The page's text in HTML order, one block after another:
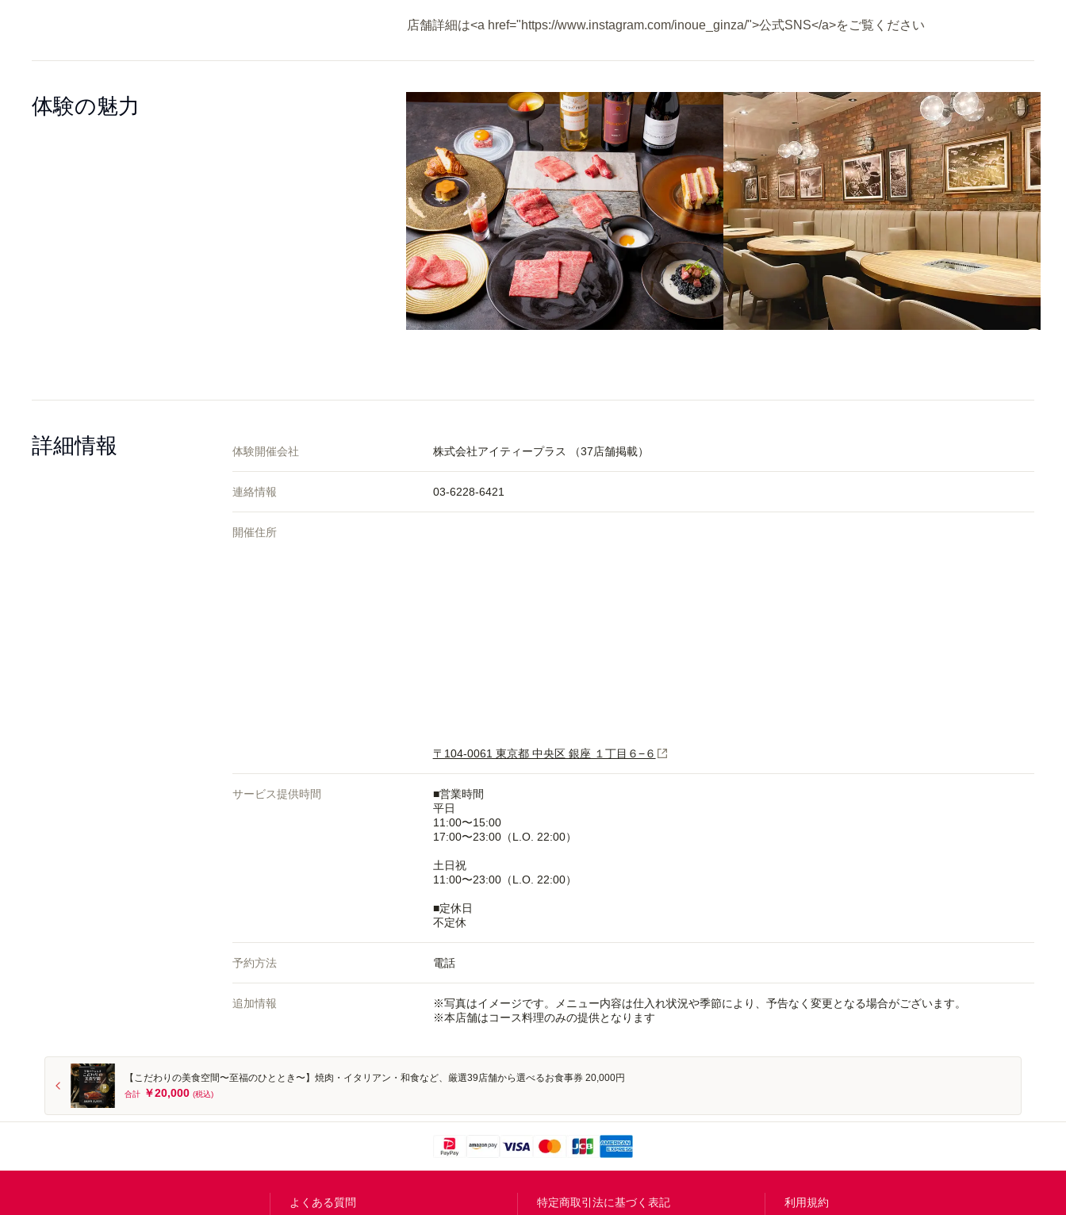
店舗詳細は<a href="https://www.instagram.com/inoue_ginza/">公式SNS</a>をご覧ください
体験の魅力
詳細情報 体験開催会社 株式会社アイティープラス （37店舗掲載）
連絡情報 03-6228-6421
開催住所
〒104-0061 東京都 中央区 銀座 １丁目６−６
サービス提供時間
■営業時間
平日
11:00〜15:00
17:00〜23:00（L.O. 22:00）
土日祝
11:00〜23:00（L.O. 22:00）
■定休日
不定休
予約方法 電話
追加情報
※写真はイメージです。メニュー内容は仕入れ状況や季節により、予告なく変更となる場合がございます。
※本店舗はコース料理のみの提供となります
【こだわりの美食空間〜至福のひととき〜】焼肉・イタリアン・和食など、厳選39店舗から選べるお食事券 20,000円
合計 ￥20,000 (税込)
よくある質問 特定商取引法に基づく表記 利用規約